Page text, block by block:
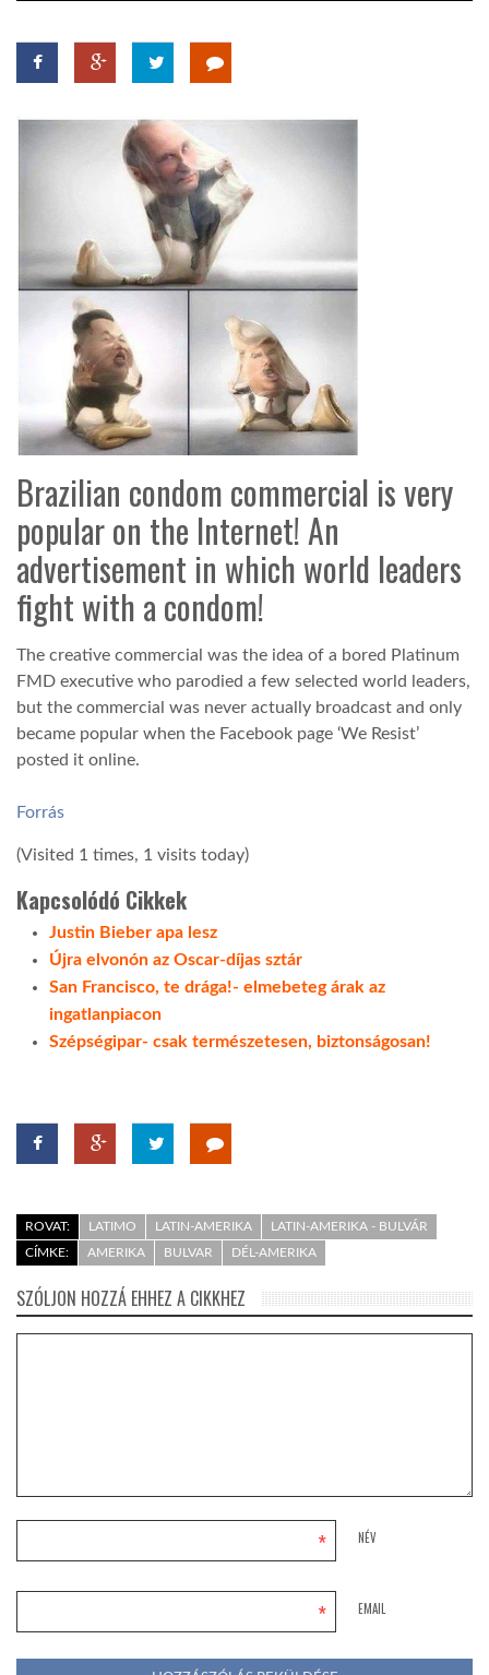
TROPICALMAGAZIN
GLOBOTV
AFRIKA TUDÁSTÁR
LINKTR.EE
GLOBOZSARU
DOBRAVERO.HU
LATIMO.HU
GLOBOBOOK
Brazilian condom commercial is very
popular on the Internet! An
advertisement in which world leaders
fight with a condom!
The creative commercial was the idea of a bored Platinum
FMD executive who parodied a few selected world leaders,
but the commercial was never actually broadcast and only
became popular when the Facebook page ‘We Resist’
posted it online.
Forrás
(Visited 1 times, 1 visits today)
Kapcsolódó Cikkek
Justin Bieber apa lesz
Újra elvonón az Oscar-díjas sztár
San Francisco, te drága!- elmebeteg árak az
ingatlanpiacon
Szépségipar- csak természetesen, biztonságosan!
ROVAT: LATIMO LATIN-AMERIKA
LATIN-AMERIKA - BULVÁR
CÍMKE:
AMERIKA BULVAR DÉL-AMERIKA
SZÓLJON HOZZÁ EHHEZ A CIKKHEZ
NÉV
*
EMAIL
*